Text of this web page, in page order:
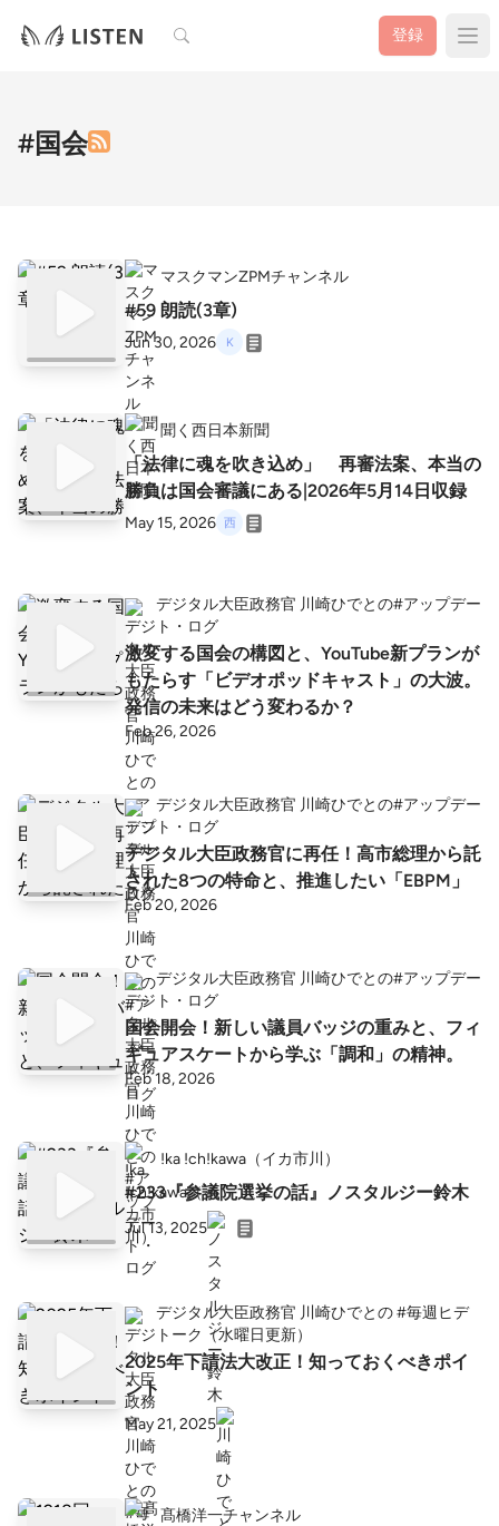
検索 登録
#国会
マスクマンZPMチャンネル
#59 朗読(3章)
Jun 30, 2026
聞く西日本新聞
「法律に魂を吹き込め」 再審法案、本当の
勝負は国会審議にある|2026年5月14日収録
May 15, 2026
デジタル大臣政務官 川崎ひでとの#アップデー
ト・ログ
激変する国会の構図と、YouTube新プランが
もたらす「ビデオポッドキャスト」の大波。
発信の未来はどう変わるか？
Feb 26, 2026
デジタル大臣政務官 川崎ひでとの#アップデー
ト・ログ
デジタル大臣政務官に再任！高市総理から託
された8つの特命と、推進したい「EBPM」
Feb 20, 2026
デジタル大臣政務官 川崎ひでとの#アップデー
ト・ログ
国会開会！新しい議員バッジの重みと、フィ
ギュアスケートから学ぶ「調和」の精神。
Feb 18, 2026
!ka !ch!kawa（イカ市川）
#233『参議院選挙の話』ノスタルジー鈴木
Jul 13, 2025
デジタル大臣政務官 川崎ひでとの #毎週ヒデ
トーク（水曜日更新）
2025年下請法大改正！知っておくべきポイ
ント
May 21, 2025
髙橋洋一チャンネル